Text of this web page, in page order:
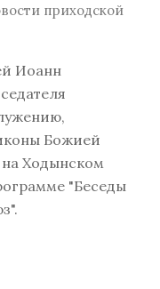
приходской
Иоанн
Божией
Ходынском
"Беседы